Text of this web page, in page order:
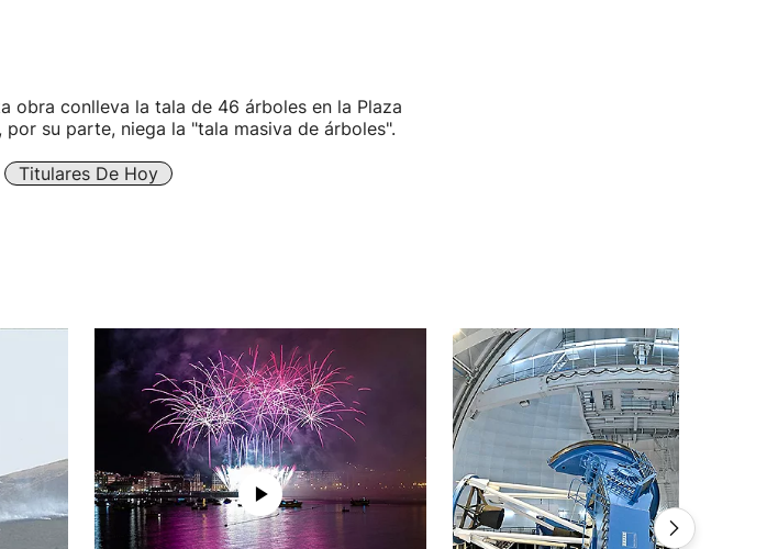
obra conlleva la tala de 46 árboles en la Plaza
su parte, niega la "tala masiva de árboles".
Titulares De Hoy